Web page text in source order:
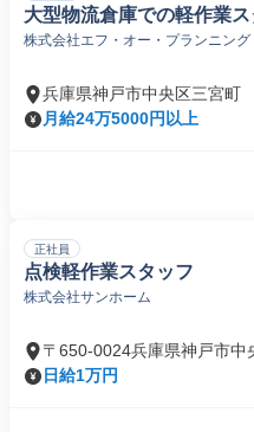
大型物流倉庫での軽作業
株式会社エフ・オー・プランニング
兵庫県神戸市中央区三宮町
月給24万5000円以上
正社員
点検軽作業スタッフ
株式会社サンホーム
〒650-0024兵庫県神戸市中
日給1万円